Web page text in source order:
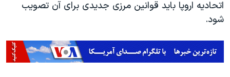
اتحادیه اروپا باید قوانین مرزی جدیدی برای آن تصویب
شود.